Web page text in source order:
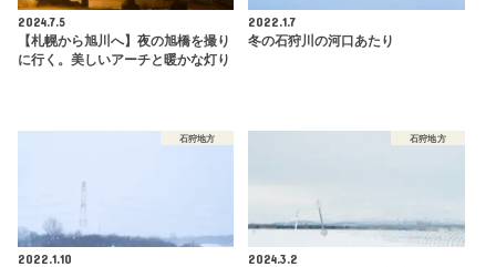
2024.7.5
【札幌から旭川へ】夜の旭橋を撮り
に行く。美しいアーチと暖かな灯り
2022.1.7
冬の石狩川の河口あたり
石狩地方
2022.1.10
石狩地方
2024.3.2